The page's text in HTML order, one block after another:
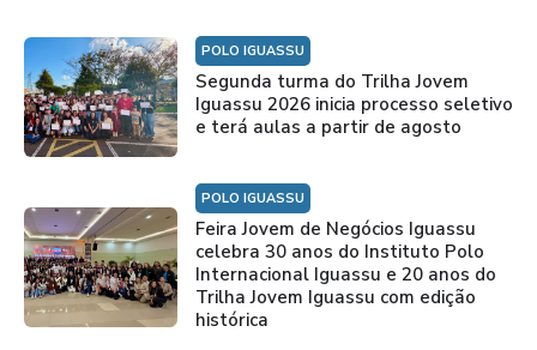
POLO IGUASSU
Segunda turma do Trilha Jovem
Iguassu 2026 inicia processo seletivo
e terá aulas a partir de agosto
POLO IGUASSU
Feira Jovem de Negócios Iguassu
celebra 30 anos do Instituto Polo
Internacional Iguassu e 20 anos do
Trilha Jovem Iguassu com edição
histórica